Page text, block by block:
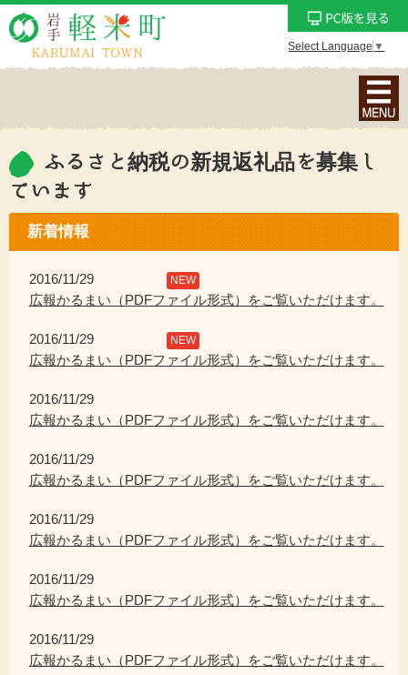
Select Language ▼
ナ
ビ
ー
ン
メ
表
ふるさと納税の新規返礼品を募集し
ています
新着情報
2016/11/29 NEW
広報かるまい（PDFファイル形式）をご覧いただけます。
2016/11/29 NEW
広報かるまい（PDFファイル形式）をご覧いただけます。
2016/11/29
広報かるまい（PDFファイル形式）をご覧いただけます。
2016/11/29
広報かるまい（PDFファイル形式）をご覧いただけます。
2016/11/29
広報かるまい（PDFファイル形式）をご覧いただけます。
2016/11/29
広報かるまい（PDFファイル形式）をご覧いただけます。
2016/11/29
広報かるまい（PDFファイル形式）をご覧いただけます。